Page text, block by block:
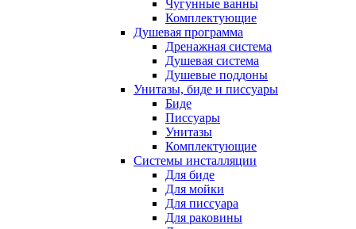
Чугунные ванны
Комплектующие
Душевая программа
Дренажная система
Душевая система
Душевые поддоны
Унитазы, биде и писсуары
Биде
Писсуары
Унитазы
Комплектующие
Системы инсталляции
Для биде
Для мойки
Для писсуара
Для раковины